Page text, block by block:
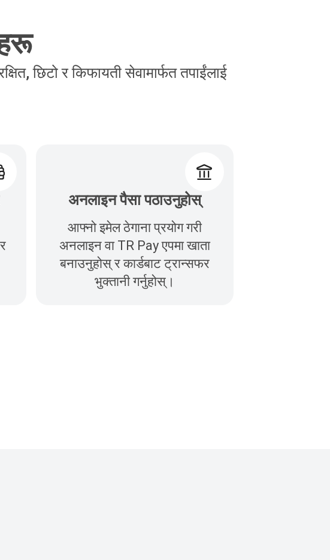
छिटो र किफायती सेवामार्फत तपाईंलाई
अनलाइन पैसा पठाउनुहोस्
आफ्नो इमेल ठेगाना प्रयोग गरी
अनलाइन वा TR Pay एपमा खाता
बनाउनुहोस् र कार्डबाट ट्रान्सफर
भुक्तानी गर्नुहोस्।